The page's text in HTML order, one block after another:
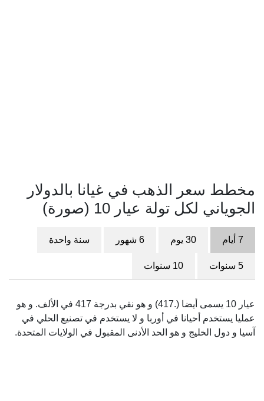
مخطط سعر الذهب في غيانا بالدولار
الجوياني لكل تولة عيار 10 (صورة)
7 أيام 30 يوم 6 شهور سنة واحدة
5 سنوات 10 سنوات
عيار 10 يسمى أيضا (.417) و هو نقي بدرجة 417 في الألف. و هو
عمليا يستخدم أحيانا في أوربا و لا يستخدم في تصنيع الحلي في
آسيا و دول الخليج و هو الحد الأدنى المقبول في الولايات المتحدة.